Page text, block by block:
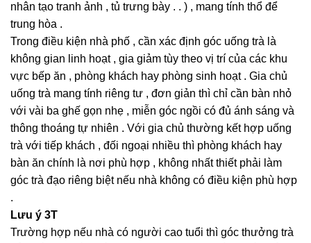
nhân tạo tranh ảnh , tủ trưng bày . . ) , mang tính thổ để
trung hòa .
Trong điều kiện nhà phố , cần xác định góc uống trà là
không gian linh hoạt , gia giảm tùy theo vị trí của các khu
vực bếp ăn , phòng khách hay phòng sinh hoạt . Gia chủ
uống trà mang tính riêng tư , đơn giản thì chỉ cần bàn nhỏ
với vài ba ghế gọn nhẹ , miễn góc ngồi có đủ ánh sáng và
thông thoáng tự nhiên . Với gia chủ thường kết hợp uống
trà với tiếp khách , đối ngoại nhiều thì phòng khách hay
bàn ăn chính là nơi phù hợp , không nhất thiết phải làm
góc trà đạo riêng biệt nếu nhà không có điều kiện phù hợp
.
Lưu ý 3T
Trường hợp nếu nhà có người cao tuổi thì góc thưởng trà